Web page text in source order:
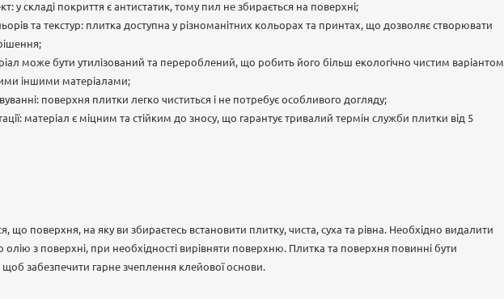
у складі покриття є антистатик, тому пил не збирається на поверхні;
та текстур: плитка доступна у різноманітних кольорах та принтах, що дозволяє створювати
може бути утилізований та перероблений, що робить його більш екологічно чистим варіантом
іншими матеріалами;
поверхня плитки легко чиститься і не потребує особливого догляду;
матеріал є міцним та стійким до зносу, що гарантує тривалий термін служби плитки від 5
що поверхня, на яку ви збираєтесь встановити плитку, чиста, суха та рівна. Необхідно видалити
з поверхні, при необхідності вирівняти поверхню. Плитка та поверхня повинні бути
щоб забезпечити гарне зчеплення клейової основи.